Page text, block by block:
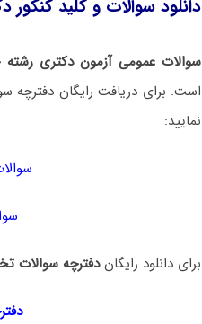
دانلود سوالات و کلید کنکور
سوالات عمومی آزمون دکتری
است. برای دریافت رایگان دفترچه
نمایید:
برای دانلود رایگاندفترچه سوالات تخصصی کنکور